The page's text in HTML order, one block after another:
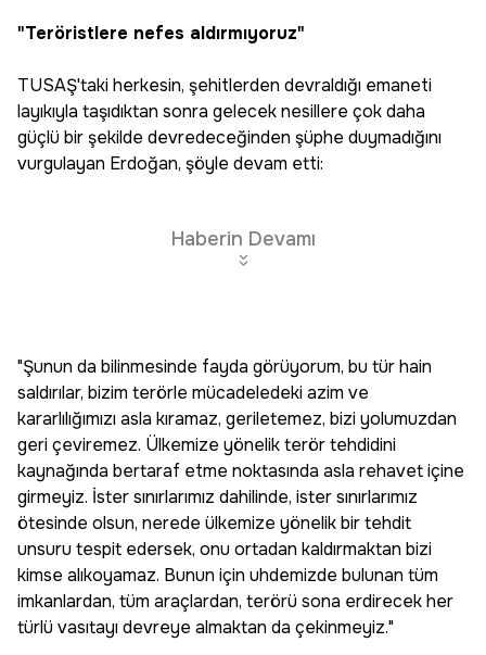
"Teröristlere nefes aldırmıyoruz"
TUSAŞ'taki herkesin, şehitlerden devraldığı emaneti
layıkıyla taşıdıktan sonra gelecek nesillere çok daha
güçlü bir şekilde devredeceğinden şüphe duymadığını
vurgulayan Erdoğan, şöyle devam etti:
Haberin Devamı
"Şunun da bilinmesinde fayda görüyorum, bu tür hain
saldırılar, bizim terörle mücadeledeki azim ve
kararlılığımızı asla kıramaz, geriletemez, bizi yolumuzdan
geri çeviremez. Ülkemize yönelik terör tehdidini
kaynağında bertaraf etme noktasında asla rehavet içine
girmeyiz. İster sınırlarımız dahilinde, ister sınırlarımız
ötesinde olsun, nerede ülkemize yönelik bir tehdit
unsuru tespit edersek, onu ortadan kaldırmaktan bizi
kimse alıkoyamaz. Bunun için uhdemizde bulunan tüm
imkanlardan, tüm araçlardan, terörü sona erdirecek her
türlü vasıtayı devreye almaktan da çekinmeyiz."